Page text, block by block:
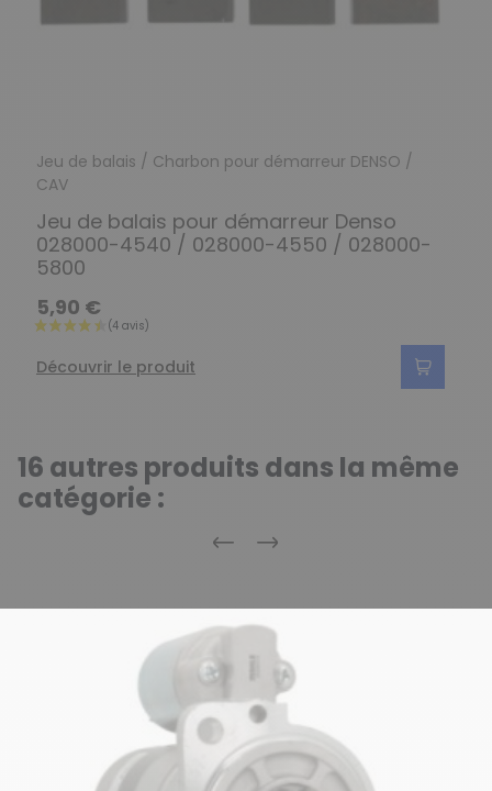
Jeu de balais / Charbon pour démarreur DENSO /
CAV
Jeu de balais pour démarreur Denso
028000-4540 / 028000-4550 / 028000-
5800
5,90 €
Découvrir le produit
16 autres produits dans la même
catégorie :
Précédent
Suivant